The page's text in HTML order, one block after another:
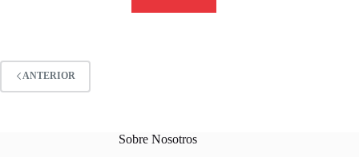
ANTERIOR
Sobre Nosotros